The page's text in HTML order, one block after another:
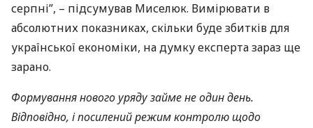
серпні”, – підсумував Миселюк. Вимірювати в
абсолютних показниках, скільки буде збитків для
української економіки, на думку експерта зараз ще
зарано.
Формування нового уряду займе не один день.
Відповідно, і посилений режим контролю щодо